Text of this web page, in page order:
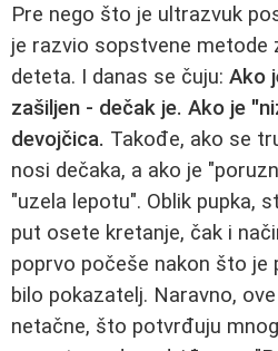
Pre nego što je ultrazvuk
je razvio sopstvene metode
deteta. I danas se čuju: Ako
zašiljen - dečak je. Ako je
devojčica. Takođe, ako se
nosi dečaka, a ako je
"uzela lepotu". Oblik pupka,
put osete kretanje, čak i
poprvo počeše nakon što je
bilo pokazatelj. Naravno,
netačne, što potvrđuju